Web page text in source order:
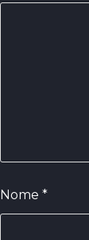
Nome *